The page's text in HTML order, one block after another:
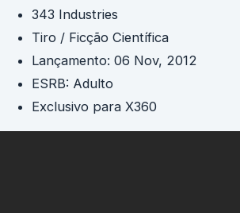
343 Industries
Tiro / Ficção Científica
Lançamento: 06 Nov, 2012
ESRB: Adulto
Exclusivo para X360